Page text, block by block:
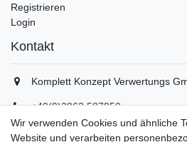
Registrieren
Login
Kontakt
Komplett Konzept Verwertungs
+49(0)2862 587950
+49(0)2862 5879529
info(at)komplett-konzept.de
Wir verwenden Cookies und ähnliche
Website und verarbeiten